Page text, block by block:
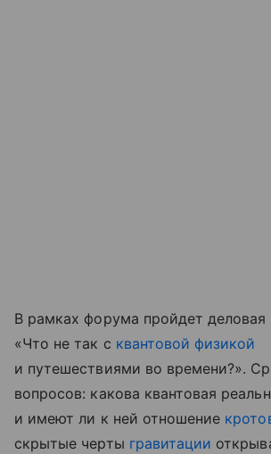
В рамках форума пройдет деловая
«Что не так с квантовой физикой
и путешествиями во времени?».
вопросов: какова квантовая
и имеют ли к ней отношение
скрытые черты гравитации